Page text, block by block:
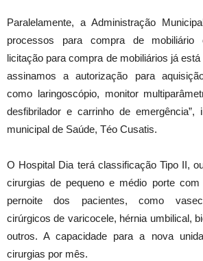
Paralelamente, a Administração
processos para compra de mobiliário
licitação para compra de mobiliários já
assinamos a autorização para
como laringoscópio, monitor
desfibrilador e carrinho de emergência”,
municipal de Saúde, Téo Cusatis.
O Hospital Dia terá classificação Tipo II,
cirurgias de pequeno e médio porte
pernoite dos pacientes, como
cirúrgicos de varicocele, hérnia umbilical,
outros. A capacidade para a nova
cirurgias por mês.